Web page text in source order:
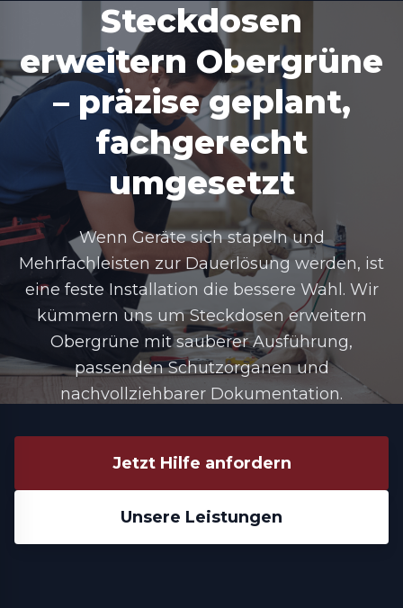
Steckdosen
erweitern Obergrüne
– präzise geplant,
fachgerecht
umgesetzt
Wenn Geräte sich stapeln und
Mehrfachleisten zur Dauerlösung werden, ist
eine feste Installation die bessere Wahl. Wir
kümmern uns umSteckdosen erweitern
Obergrüne mit sauberer Ausführung,
passenden Schutzorganen und
nachvollziehbarer Dokumentation.
Jetzt Hilfe anfordern
Unsere Leistungen